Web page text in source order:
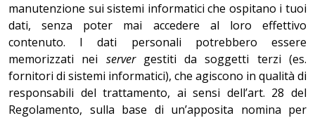
manutenzione sui sistemi informatici che ospitano i tuoi
dati, senza poter mai accedere al loro effettivo
contenuto. I dati personali potrebbero essere
memorizzati nei servergestiti da soggetti terzi (es.
fornitori di sistemi informatici), che agiscono in qualità di
responsabili del trattamento, ai sensi dell’art. 28 del
Regolamento, sulla base di un’apposita nomina per